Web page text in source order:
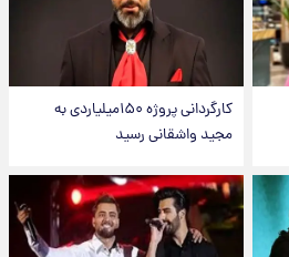
کارگردانی پروژه ۱۵۰میلیاردی به
مجید واشقانی رسید